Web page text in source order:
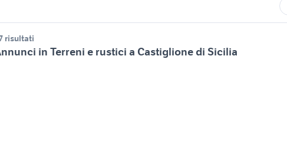
risultati
in Terreni e rustici a Castiglione di Sicilia